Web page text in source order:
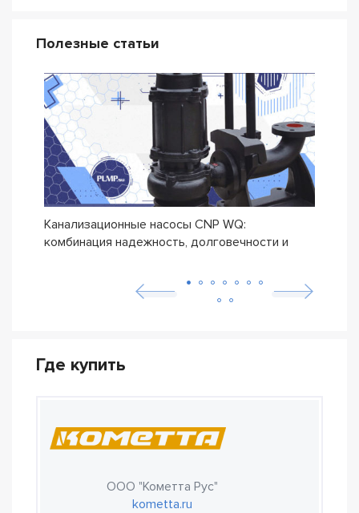
Полезные статьи
Канализационные насосы CNP WQ:
комбинация надежность, долговечности и
Где купить
ООО "Кометта Рус"
kometta.ru